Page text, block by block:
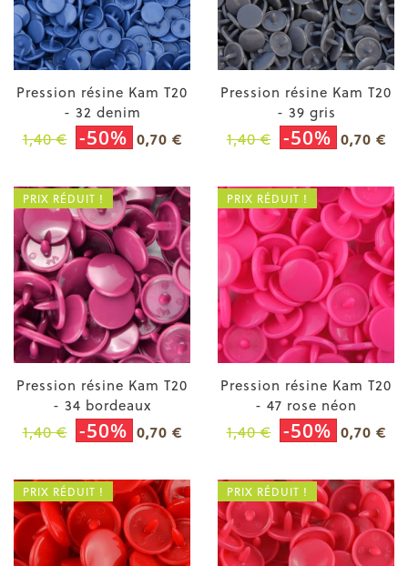
Pression résine Kam T20
- 32 denim
1,40 € -50% 0,70 €
Pression résine Kam T20
- 39 gris
1,40 € -50% 0,70 €
Pression résine Kam T20
- 34 bordeaux
1,40 € -50% 0,70 €
PRIX RÉDUIT !
Pression résine Kam T20
- 47 rose néon
1,40 € -50% 0,70 €
PRIX RÉDUIT !
PRIX RÉDUIT ! PRIX RÉDUIT !